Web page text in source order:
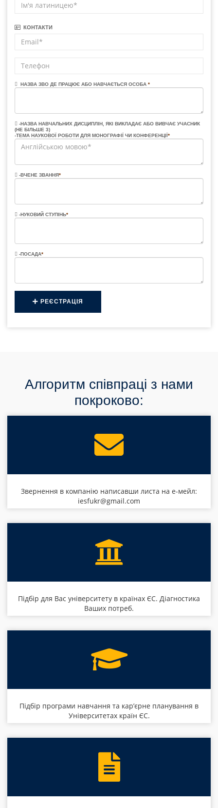
КОНТАКТИ
НАЗВА ЗВО ДЕ ПРАЦЮЄ АБО НАВЧАЄТЬСЯ ОСОБА *
-НАЗВА НАВЧАЛЬНИХ ДИСЦИПЛІН, ЯКІ ВИКЛАДАЄ АБО ВИВЧАЄ УЧАСНИК
(НЕ БІЛЬШЕ 3)
-ТЕМА НАУКОВОЇ РОБОТИ ДЛЯ МОНОГРАФІЇ ЧИ КОНФЕРЕНЦІЇ*
-ВЧЕНЕ ЗВАННЯ*
-НУКОВИЙ СТУПІНЬ*
-ПОСАДА*
РЕЄСТРАЦІЯ
Алгоритм співпраці з нами
покроково:
Звернення в компанію написавши листа на е-мейл:
iesfukr@gmail.com
Підбір для Вас університету в країнах ЄС. Діагностика
Ваших потреб.
Підбір програми навчання та кар’єрне планування в
Університетах країн ЄС.